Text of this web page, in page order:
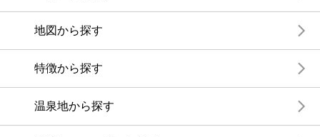
地図から探す
特徴から探す
温泉地から探す